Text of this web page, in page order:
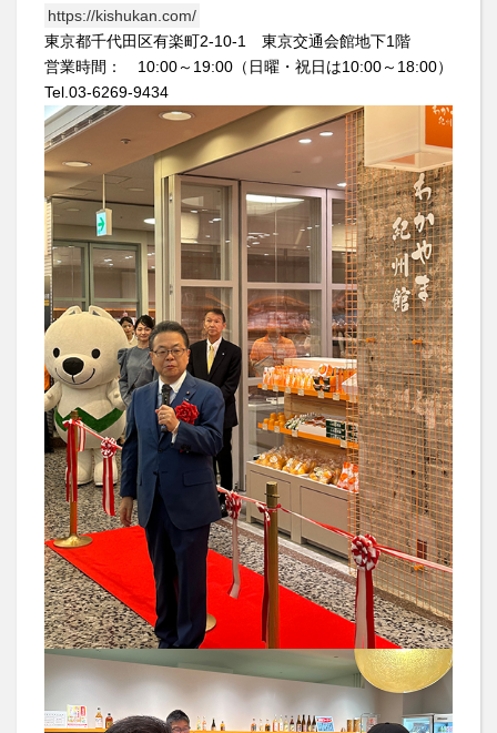
https://kishukan.com/
東京都千代田区有楽町2-10-1 東京交通会館地下1階
営業時間： 10:00～19:00（日曜・祝日は10:00～18:00）
Tel.03-6269-9434